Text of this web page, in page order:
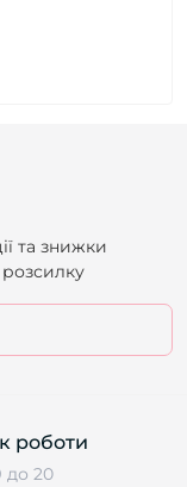
та знижки
роботи
до 20